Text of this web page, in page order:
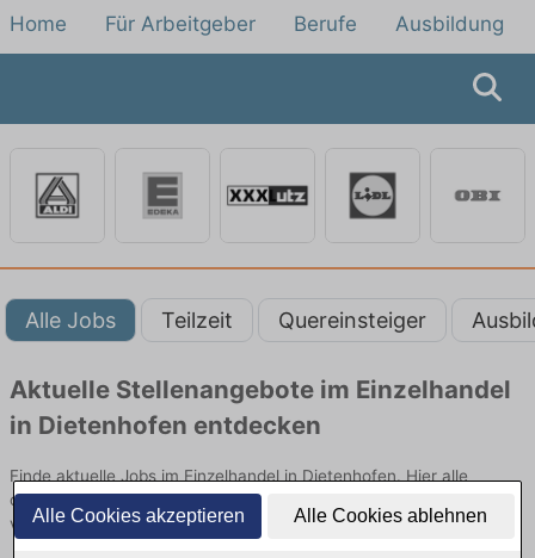
Alle Cookies akzeptieren Alle Cookies ablehnen
Home Für Arbeitgeber Berufe Ausbildung
Alle Jobs Teilzeit Quereinsteiger
Aktuelle Stellenangebote im Einzelhandel
in Dietenhofen entdecken
Finde aktuelle Jobs im Einzelhandel in Dietenhofen. Hier alle
offenen Stellenangebote im Verkauf, Vertrieb und Handel
vergleichen.